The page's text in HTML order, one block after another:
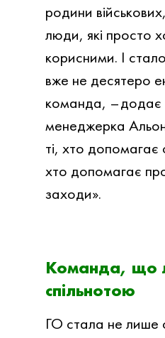
родини
люди, які просто
корисними. І
вже не десятеро
команда, –додає
менеджерка
ті, хто допомагає
хто допомагає
заходи».
Команда, що
спільнотою
ГО стала не лише